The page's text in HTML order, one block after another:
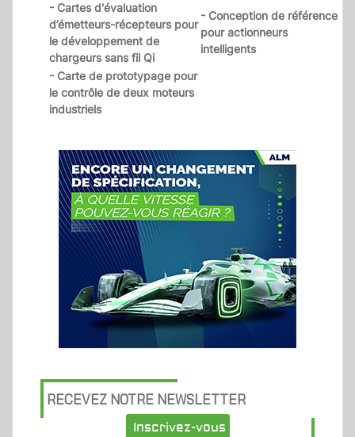
- Cartes d'évaluation
d’émetteurs-récepteurs pour
le développement de
chargeurs sans fil Qi
- Conception de référence
pour actionneurs
intelligents
- Carte de prototypage pour
le contrôle de deux moteurs
industriels
RECEVEZ NOTRE NEWSLETTER
Inscrivez-vous